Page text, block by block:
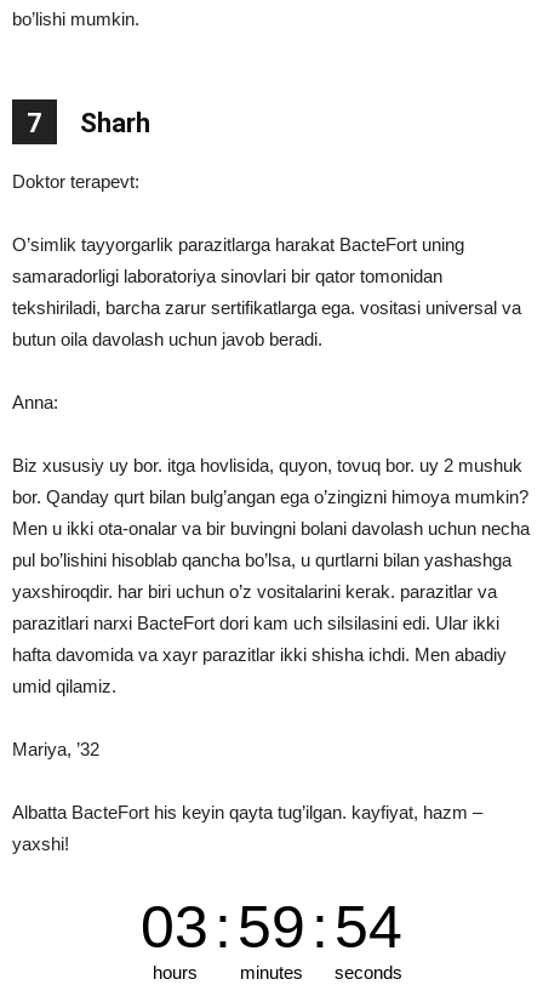
bo’lishi mumkin.
7 Sharh
Doktor terapevt:
O’simlik tayyorgarlik parazitlarga harakat BacteFort uning
samaradorligi laboratoriya sinovlari bir qator tomonidan
tekshiriladi, barcha zarur sertifikatlarga ega. vositasi universal va
butun oila davolash uchun javob beradi.
Anna:
Biz xususiy uy bor. itga hovlisida, quyon, tovuq bor. uy 2 mushuk
bor. Qanday qurt bilan bulg’angan ega o’zingizni himoya mumkin?
Men u ikki ota-onalar va bir buvingni bolani davolash uchun necha
pul bo’lishini hisoblab qancha bo’lsa, u qurtlarni bilan yashashga
yaxshiroqdir. har biri uchun o’z vositalarini kerak. parazitlar va
parazitlari narxi BacteFort dori kam uch silsilasini edi. Ular ikki
hafta davomida va xayr parazitlar ikki shisha ichdi. Men abadiy
umid qilamiz.
Mariya, ’32
Albatta BacteFort his keyin qayta tug’ilgan. kayfiyat, hazm –
yaxshi!
03
hours
:59
minutes
:54
seconds